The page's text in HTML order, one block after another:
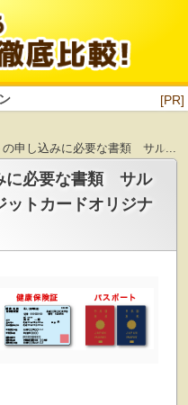
[PR]
の申し込みに必要な書類 サルで
に必要な書類 サル
ットカードオリジナ